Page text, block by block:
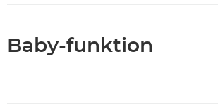
Baby-funktion